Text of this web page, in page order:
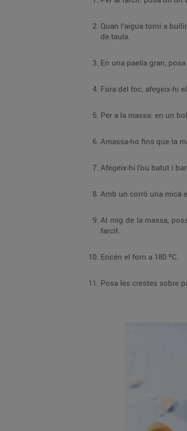
Quan l’aigua torni a bullir, cola’ls i refresca’ls sota l’aixeta.
de taula.
Al mig de la massa, posa-hi una cullerada de farcit,
farcit.
Encén el forn a 180 ºC.